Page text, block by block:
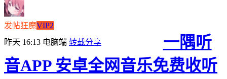
发帖狂魔VIP2
昨天 16:13 电脑端 转载分享
一隅听
音APP 安卓全网音乐免费收听